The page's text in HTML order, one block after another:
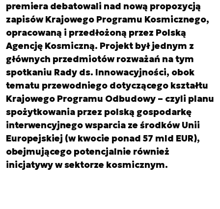
premiera debatowali nad nową propozycją
zapisów Krajowego Programu Kosmicznego,
opracowaną i przedłożoną przez Polską
Agencję Kosmiczną. Projekt był jednym z
głównych przedmiotów rozważań na tym
spotkaniu Rady ds. Innowacyjności, obok
tematu przewodniego dotyczącego kształtu
Krajowego Programu Odbudowy – czyli planu
spożytkowania przez polską gospodarkę
interwencyjnego wsparcia ze środków Unii
Europejskiej (w kwocie ponad 57 mld EUR),
obejmującego potencjalnie również
inicjatywy w sektorze kosmicznym.